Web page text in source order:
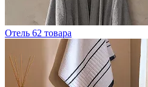
Отель 62 товара